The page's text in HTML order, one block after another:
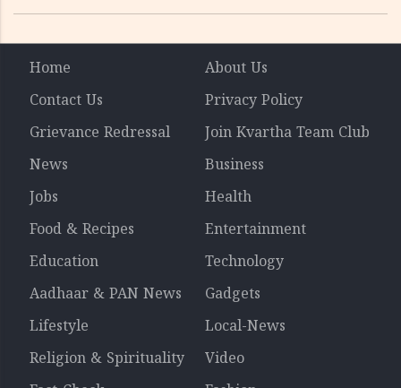
Home
About Us
Contact Us
Privacy Policy
Grievance Redressal
Join Kvartha Team Club
News
Business
Jobs
Health
Food & Recipes
Entertainment
Education
Technology
Aadhaar & PAN News
Gadgets
Lifestyle
Local-News
Religion & Spirituality
Video